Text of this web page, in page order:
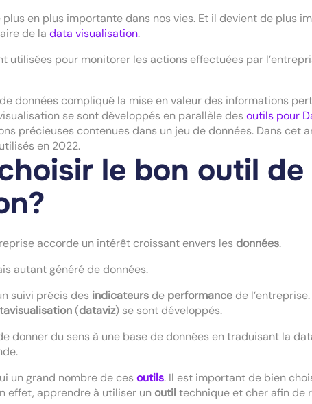
plus en plus importante dans nos vies. Et il devient de plus
de ladata visualisation.
utilisées pour monitorer les actions effectuées par
données compliqué la mise en valeur des informations
se sont développés en parallèle desoutils pour
précieuses contenues dans un jeu de données. Dans cet
en 2022.
le bon outil
accorde un intérêt croissant envers les données.
autant généré de données.
suivi précis des indicateurs de performance de
(dataviz) se sont développés.
donner du sens à une base de données en traduisant la
un grand nombre de cesoutils. Il est important de bien
effet, apprendre à utiliser un outil technique et cher afin de